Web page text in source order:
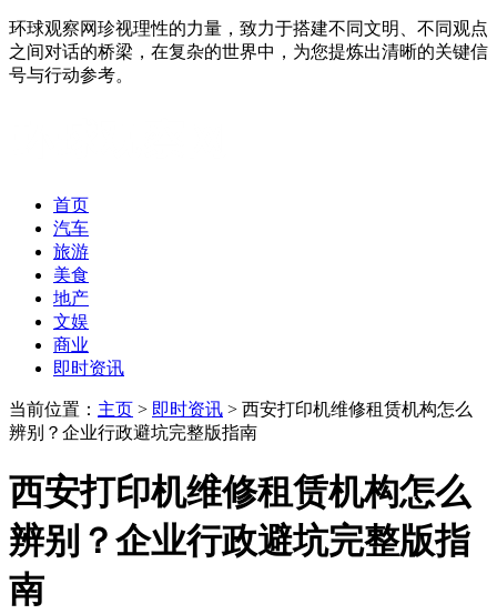
环球观察网珍视理性的力量，致力于搭建不同文明、不同观点
之间对话的桥梁，在复杂的世界中，为您提炼出清晰的关键信
号与行动参考。
首页
汽车
旅游
美食
地产
文娱
商业
即时资讯
当前位置： 主页 > 即时资讯 > 西安打印机维修租赁机构怎么
辨别？企业行政避坑完整版指南
西安打印机维修租赁机构怎么
辨别？企业行政避坑完整版指
南